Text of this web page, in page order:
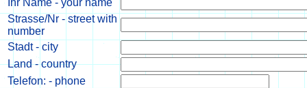
Ihr Name - your name
Strasse/Nr - street with
number
Stadt - city
Land - country
Telefon: - phone